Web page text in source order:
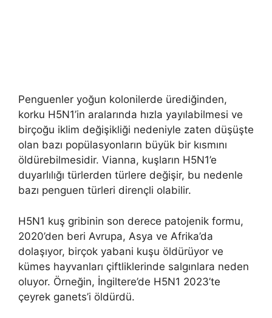
Penguenler yoğun kolonilerde ürediğinden,
korku H5N1’in aralarında hızla yayılabilmesi ve
birçoğu iklim değişikliği nedeniyle zaten düşüşte
olan bazı popülasyonların büyük bir kısmını
öldürebilmesidir. Vianna, kuşların H5N1’e
duyarlılığı türlerden türlere değişir, bu nedenle
bazı penguen türleri dirençli olabilir.
H5N1 kuş gribinin son derece patojenik formu,
2020’den beri Avrupa, Asya ve Afrika’da
dolaşıyor, birçok yabani kuşu öldürüyor ve
kümes hayvanları çiftliklerinde salgınlara neden
oluyor. Örneğin, İngiltere’de H5N1 2023’te
çeyrek ganets’i öldürdü.